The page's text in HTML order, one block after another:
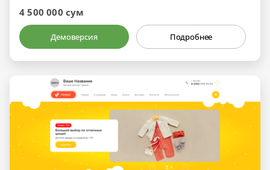
4 500 000 сум
Демоверсия Подробнее